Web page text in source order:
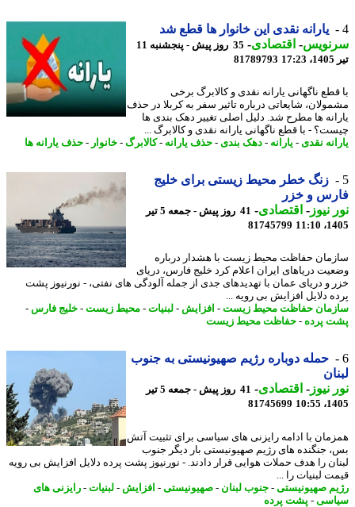
یارانه نقدی این خانوار ها قطع شد
-اقتصادی-
35 روز پیش - پنجشنبه 11
81789793
ناگهانی یارانه نقدی و کالابرگ برخی
شایعاتی درباره تاثیر سفر به کربلا در حذف
ها مطرح شد. دلیل اصلی تغییر دهک بندی ها
- با قطع ناگهانی یارانه نقدی و کالابرگ ...
نقدی-یارانه- دهک بندی -حذف یارانه- کالابرگ- خانوار-حذف یارانه ها
زنگ خطر محیط زیستی برای خلیج
و خزر
نیوز-اقتصادی-
41 روز پیش - جمعه 5 تیر
81745799
حفاظت محیط زیست با هشدار درباره
دریاهای ایران اعلام کرد خلیج فارس، دریای
و دریای عمان با تهدیدهای جدی از جمله آلودگی های نفتی، - نورنیوز پشت
دلایل افزایش بی رویه ...
حفاظت محیط زیست-افزایش -لبنیات-محیط زیست-خلیج فارس-
پرده - حفاظت محیط زیست
حمله دوباره رژیم صهیونیستی به جنوب
نیوز-اقتصادی-
41 روز پیش - جمعه 5 تیر
81745699
با ادامه رایزنی های سیاسی برای تثبیت آتش
جنگنده های رژیم صهیونیستی بار دیگر جنوب
را هدف حملات هوایی قرار دادند. - نورنیوز پشت پرده دلایل افزایش بی رویه
لبنیات را ...
صهیونیستی-جنوب لبنان-صهیونیستی-افزایش -لبنیات-رایزنی های
-پشت پرده